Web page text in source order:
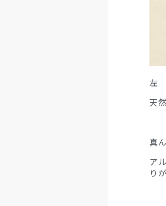
左
天
真
ア
り